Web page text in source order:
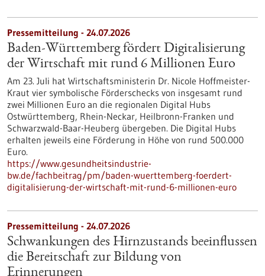
Pressemitteilung - 24.07.2026
Baden-Württemberg fördert Digitalisierung
der Wirtschaft mit rund 6 Millionen Euro
Am 23. Juli hat Wirtschaftsministerin Dr. Nicole Hoffmeister-
Kraut vier symbolische Förderschecks von insgesamt rund
zwei Millionen Euro an die regionalen Digital Hubs
Ostwürttemberg, Rhein-Neckar, Heilbronn-Franken und
Schwarzwald-Baar-Heuberg übergeben. Die Digital Hubs
erhalten jeweils eine Förderung in Höhe von rund 500.000
Euro.
https://www.gesundheitsindustrie-
bw.de/fachbeitrag/pm/baden-wuerttemberg-foerdert-
digitalisierung-der-wirtschaft-mit-rund-6-millionen-euro
Pressemitteilung - 24.07.2026
Schwankungen des Hirnzustands beeinflussen
die Bereitschaft zur Bildung von
Erinnerungen